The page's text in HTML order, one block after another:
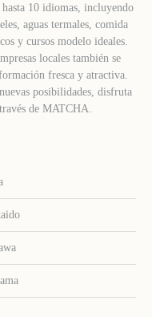
10 idiomas, incluyendo
aguas termales, comida
y cursos modelo ideales.
locales también se
fresca y atractiva.
posibilidades, disfruta
de MATCHA.